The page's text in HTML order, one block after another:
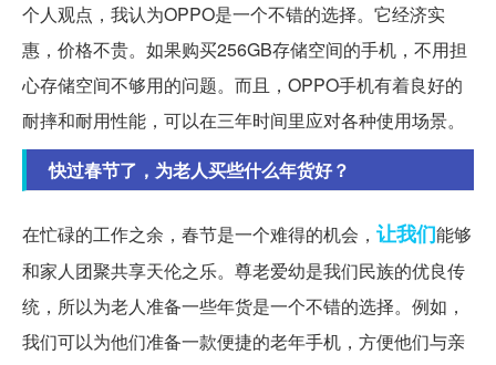
个人观点，我认为OPPO是一个不错的选择。它经济实
惠，价格不贵。如果购买256GB存储空间的手机，不用担
心存储空间不够用的问题。而且，OPPO手机有着良好的
耐摔和耐用性能，可以在三年时间里应对各种使用场景。
快过春节了，为老人买些什么年货好？
在忙碌的工作之余，春节是一个难得的机会， 让我们能够
和家人团聚共享天伦之乐。尊老爱幼是我们民族的优良传
统，所以为老人准备一些年货是一个不错的选择。例如，
我们可以为他们准备一款便捷的老年手机，方便他们与亲